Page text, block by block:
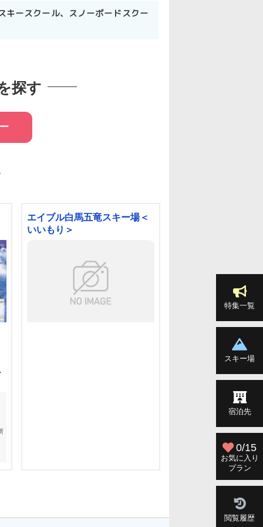
キースクール、スノーボードスクー
探す
エイブル白馬五竜スキー場＜
いいもり＞
最長滑走距離
3300m
全9本
全10コース
このスキー場を利
ホテル リゾートイン マ
ホテル グランジャム栂池
特集一覧
スキー場
宿泊先
0/15
お気に入り
プラン
閲覧履歴